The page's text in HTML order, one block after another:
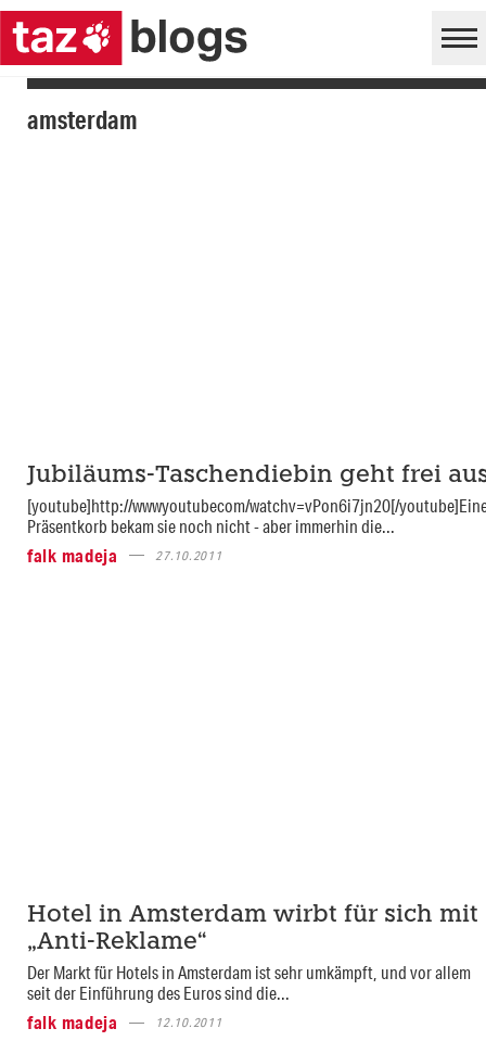
amsterdam
Jubiläums-Taschendiebin geht frei
[youtube]http://wwwyoutubecom/watchv=vPon6i7jn20[/
Präsentkorb bekam sie noch nicht - aber immerhin die...
falk madeja
27.10.2011
Hotel in Amsterdam wirbt für sich mit
„Anti-Reklame“
Der Markt für Hotels in Amsterdam ist sehr umkämpft, und vor allem
seit der Einführung des Euros sind die...
falk madeja
12.10.2011